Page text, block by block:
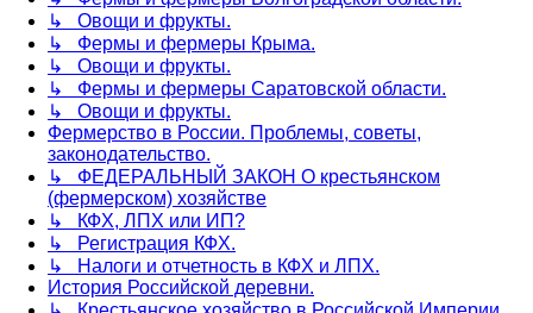
↳ Овощи и фрукты.
↳ Фермы и фермеры Крыма.
↳ Овощи и фрукты.
↳ Фермы и фермеры Саратовской области.
↳ Овощи и фрукты.
Фермерство в России. Проблемы, советы,
законодательство.
↳ ФЕДЕРАЛЬНЫЙ ЗАКОН О крестьянском
(фермерском) хозяйстве
↳ КФХ, ЛПХ или ИП?
↳ Регистрация КФХ.
↳ Налоги и отчетность в КФХ и ЛПХ.
История Российской деревни.